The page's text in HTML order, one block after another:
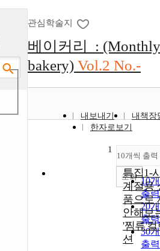
관심학술지
베이커리 : (Monthly
bakery) Vol.2 No.-
내보내기
내책장
한자로보기
10개씩 출력
10
출력
20
출력
30
출력
조회
1
특집1-
계절용
품으로
안해보
'찜류'컬
션